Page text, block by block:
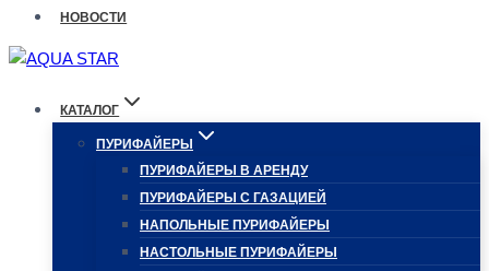
НОВОСТИ
КАТАЛОГ
ПУРИФАЙЕРЫ
ПУРИФАЙЕРЫ В АРЕНДУ
ПУРИФАЙЕРЫ С ГАЗАЦИЕЙ
НАПОЛЬНЫЕ ПУРИФАЙЕРЫ
НАСТОЛЬНЫЕ ПУРИФАЙЕРЫ